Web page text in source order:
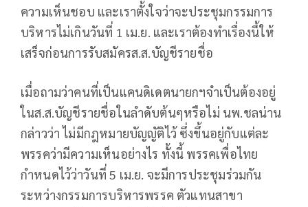
ความเห็นชอบ และเราตั้งใจว่าจะประชุมกรรมการ
บริหารไม่เกินวันที่ 1 เม.ย. และเราต้องทำเรื่องนี้ให้
เสร็จก่อนการรับสมัครส.ส.บัญชีรายชื่อ
เมื่อถามว่าคนที่เป็นแคนดิเดตนายกฯจำเป็นต้องอยู่
ในส.ส.บัญชีรายชื่อในลำดับต้นๆหรือไม่ นพ.ชลน่าน
กล่าวว่า ไม่มีกฎหมายบัญญัติไว้ ซึ่งขึ้นอยู่กับแต่ละ
พรรคว่ามีความเห็นอย่างไร ทั้งนี้ พรรคเพื่อไทย
กำหนดไว้ว่าวันที่ 5 เม.ย. จะมีการประชุมร่วมกัน
ระหว่างกรรมการบริหารพรรค ตัวแทนสาขา